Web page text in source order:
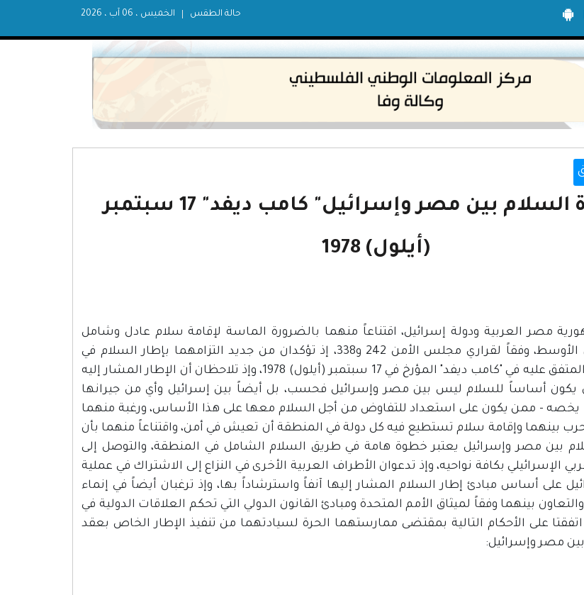
الخميس ، 06 آب ، 2026 حالة الطقس
معاهدة السلام بين مصر وإسرائيل" كامب ديفد" 17 سبتمبر
(أيلول) 1978
مصر العربية ودولة إسرائيل، اقتناعاً منهما بالضرورة الماسة لإقامة سلام عادل وشامل
ودائم في الشرق الأوسط، وفقاً لقراري مجلس الأمن 242 و338، إذ تؤكدان من جديد التزامهما بإطار السلام في
الشرق الأوسط المتفق عليه في "كامب ديفد" المؤرخ في 17 سبتمبر (أيلول) 1978، وإذ تلاحظان أن الإطار المشار إليه
يكون أساساً للسلام ليس بين مصر وإسرائيل فحسب، بل أيضاً بين إسرائيل وأي من جيرانها
يخصه - ممن يكون على استعداد للتفاوض من أجل السلام معها على هذا الأساس، ورغبة منهما
بينهما وإقامة سلام تستطيع فيه كل دولة في المنطقة أن تعيش في أمن، واقتناعاً منهما بأن
بين مصر وإسرائيل يعتبر خطوة هامة في طريق السلام الشامل في المنطقة، والتوصل إلى
الإسرائيلي بكافة نواحيه، وإذ تدعوان الأطراف العربية الأخرى في النزاع إلى الاشتراك في عملية
على أساس مبادئ إطار السلام المشار إليها آنفاً واسترشاداً بها، وإذ ترغبان أيضاً في إنماء
بينهما وفقاً لميثاق الأمم المتحدة ومبادئ القانون الدولي التي تحكم العلاقات الدولية في
على الأحكام التالية بمقتضى ممارستهما الحرة لسيادتهما من تنفيذ الإطار الخاص بعقد
مصر وإسرائيل: